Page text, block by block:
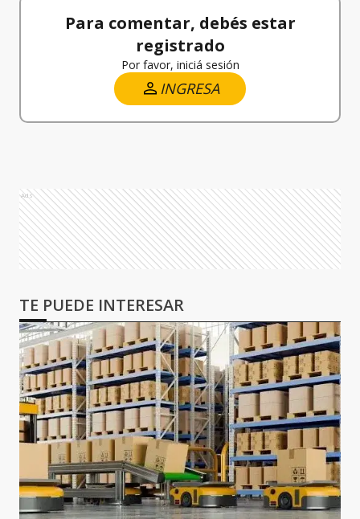
Para comentar, debés estar
registrado
Por favor, iniciá sesión
INGRESA
Ads
TE PUEDE INTERESAR